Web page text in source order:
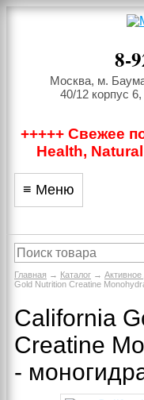
8-
Москва, м.
40/12 корпус
+++++ Свежее
Health,
≡ Меню
Главная → Каталог → Активное
Gold Nutrition Creatine
California
Creatine
-